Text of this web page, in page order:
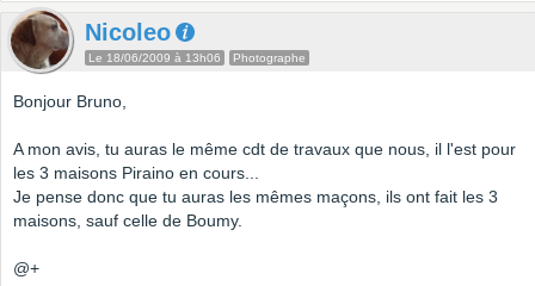
Nicoleo
Le 18/06/2009 à 13h06 Photographe
Bonjour Bruno,
A mon avis, tu auras le même cdt de travaux que nous, il l'est pour
les 3 maisons Piraino en cours...
Je pense donc que tu auras les mêmes maçons, ils ont fait les 3
maisons, sauf celle de Boumy.
@+